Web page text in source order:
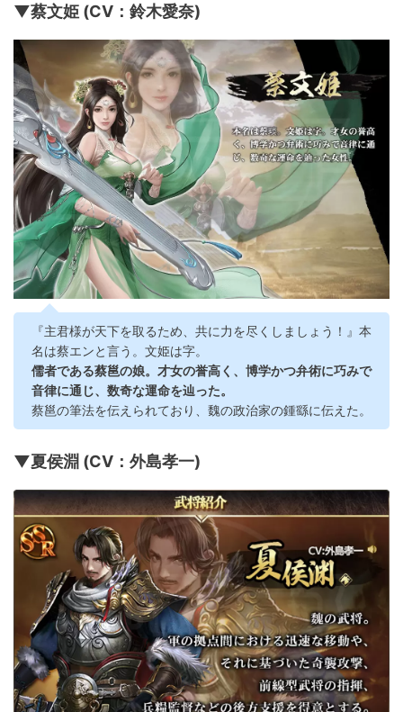
▼蔡文姫 (CV：鈴木愛奈)
『主君様が天下を取るため、共に力を尽くしましょう！』本
名は蔡エンと言う。文姫は字。
儒者である蔡邕の娘。才女の誉高く、博学かつ弁術に巧みで
音律に通じ、数奇な運命を辿った。
蔡邕の筆法を伝えられており、魏の政治家の鍾繇に伝えた。
▼夏侯淵 (CV：外島孝一)